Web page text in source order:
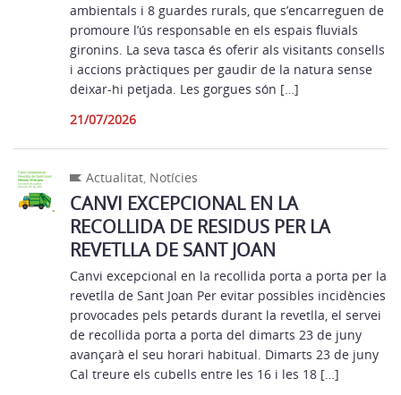
ambientals i 8 guardes rurals, que s’encarreguen de
promoure l’ús responsable en els espais fluvials
gironins. La seva tasca és oferir als visitants consells
i accions pràctiques per gaudir de la natura sense
deixar-hi petjada. Les gorgues són […]
21/07/2026
Actualitat, Notícies
CANVI EXCEPCIONAL EN LA
RECOLLIDA DE RESIDUS PER LA
REVETLLA DE SANT JOAN
Canvi excepcional en la recollida porta a porta per la
revetlla de Sant Joan Per evitar possibles incidències
provocades pels petards durant la revetlla, el servei
de recollida porta a porta del dimarts 23 de juny
avançarà el seu horari habitual. Dimarts 23 de juny
Cal treure els cubells entre les 16 i les 18 […]